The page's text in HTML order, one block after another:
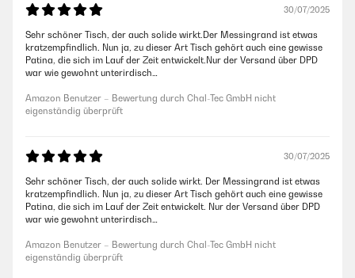
30/07/2025
Sehr schöner Tisch, der auch solide wirkt.Der Messingrand ist etwas
kratzempfindlich. Nun ja, zu dieser Art Tisch gehört auch eine gewisse
Patina, die sich im Lauf der Zeit entwickelt.Nur der Versand über DPD
war wie gewohnt unterirdisch…
Amazon Benutzer – Bewertung durch Chal-Tec GmbH nicht
eigenständig überprüft
30/07/2025
Sehr schöner Tisch, der auch solide wirkt. Der Messingrand ist etwas
kratzempfindlich. Nun ja, zu dieser Art Tisch gehört auch eine gewisse
Patina, die sich im Lauf der Zeit entwickelt. Nur der Versand über DPD
war wie gewohnt unterirdisch…
Amazon Benutzer – Bewertung durch Chal-Tec GmbH nicht
eigenständig überprüft